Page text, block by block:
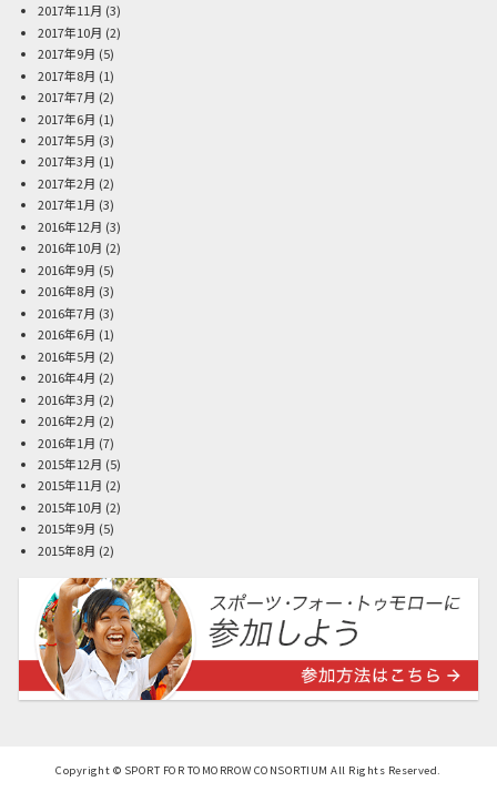
2017年11月 (3)
2017年10月 (2)
2017年9月 (5)
2017年8月 (1)
2017年7月 (2)
2017年6月 (1)
2017年5月 (3)
2017年3月 (1)
2017年2月 (2)
2017年1月 (3)
2016年12月 (3)
2016年10月 (2)
2016年9月 (5)
2016年8月 (3)
2016年7月 (3)
2016年6月 (1)
2016年5月 (2)
2016年4月 (2)
2016年3月 (2)
2016年2月 (2)
2016年1月 (7)
2015年12月 (5)
2015年11月 (2)
2015年10月 (2)
2015年9月 (5)
2015年8月 (2)
Copyright © SPORT FOR TOMORROW CONSORTIUM All Rights Reserved.